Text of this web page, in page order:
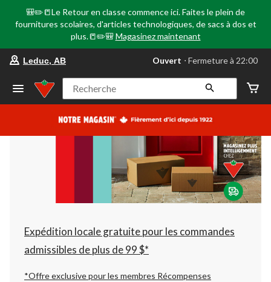
🎒✏️📒Le Retour en classe commence ici. Faites le plein de
fournitures scolaires, d'articles technologiques, de sacs à dos et
plus.📒✏️🎒 Magasinez maintenant
votre
préféré
Leduc,
AB,
courament
Fermeture
à
22:00
cliquer
pour
changer
Leduc, AB Ouvert ⋅ Fermeture à 22:00
Recherche
Expédition locale gratuite pour les commandes
admissibles de plus de 99 $*
*Offre exclusive pour les membres Récompenses